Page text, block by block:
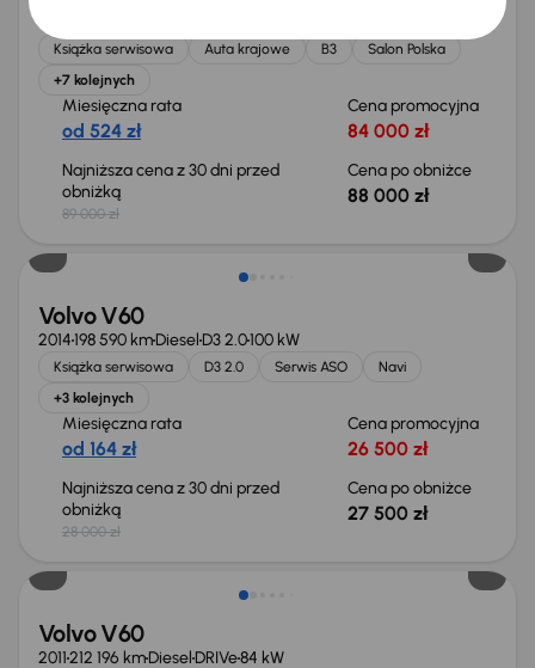
2021
Książka serwisowa Auta krajowe B3
Salon Polska
+7 kolejnych
Miesięczna rata
od 524 zł
Cena promocyjna
84 000 zł
Najniższa cena z 30 dni przed
obniżką
89 000 zł
Cena po obniżce
88 000 zł
Taniej o 500 zł
Volvo V60
2014198 590 kmDiesel D3 2.0100 kW
Książka serwisowa D3 2.0 Serwis ASO
Navi
+3 kolejnych
Miesięczna rata
od 164 zł
Cena promocyjna
26 500 zł
Najniższa cena z 30 dni przed
obniżką
28 000 zł
Cena po obniżce
27 500 zł
Volvo V60
2011212 196 kmDiesel DRIVe84 kW